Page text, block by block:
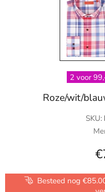
2 voor
Roze/wit/
SKU:
Besteed nog